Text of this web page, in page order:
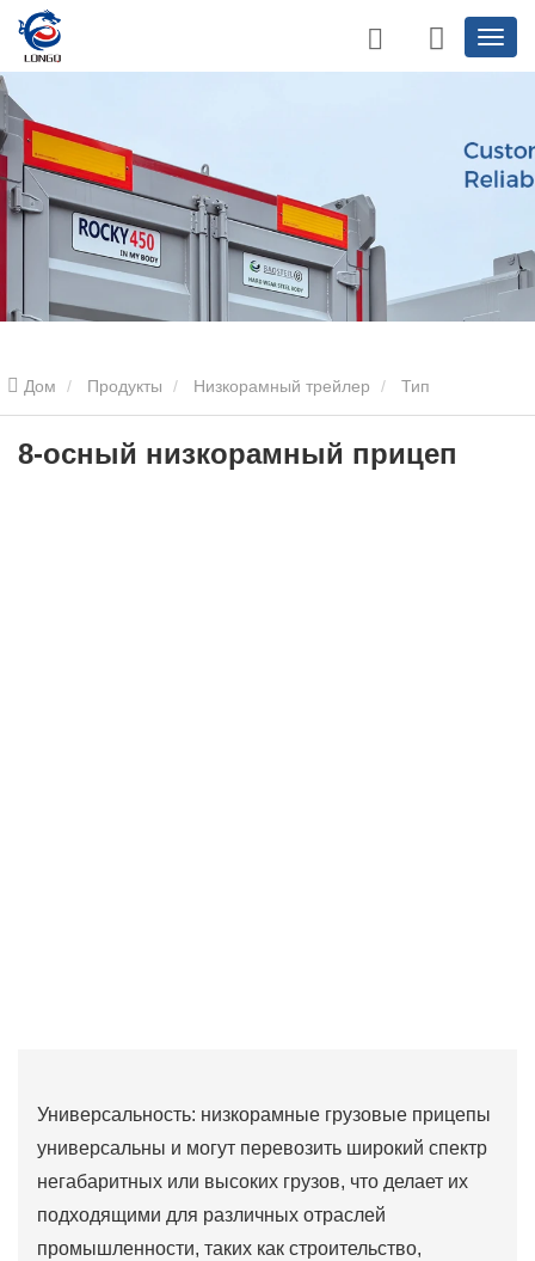
Дом Продукты Низкорамный трейлер Тип
среднеазиатского региона низкорамный прицеп
8-осный низкорамный прицеп
Универсальность: низкорамные грузовые прицепы
универсальны и могут перевозить широкий спектр
негабаритных или высоких грузов, что делает их
подходящими для различных отраслей
промышленности, таких как строительство,